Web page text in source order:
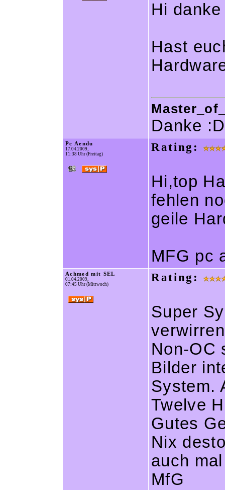
Hi
Hast
Danke :D
Pc Aendu
17.04.2009,
11:38 Uhr (Freitag)
Rating:
Hi,top
fehlen
geile
MFG pc
Achmed mit SEL
01.04.2009,
07:45 Uhr (Mittwoch)
Rating:
Super
Non-OC
Bilder
System.
Twelve
Gutes
Nix
auch
MfG